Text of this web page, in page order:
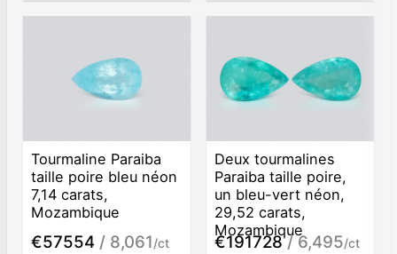
Tourmaline Paraiba
taille poire bleu néon
7,14 carats,
Mozambique
€57554 / 8,061/ct
Deux tourmalines
Paraiba taille poire,
un bleu-vert néon,
29,52 carats,
Mozambique
€191728/ 6,495/ct